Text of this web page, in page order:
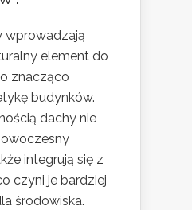
wprowadzają
element do
znacząco
budynków.
dachy nie
integrują się z
czyni je bardziej
środowiska.